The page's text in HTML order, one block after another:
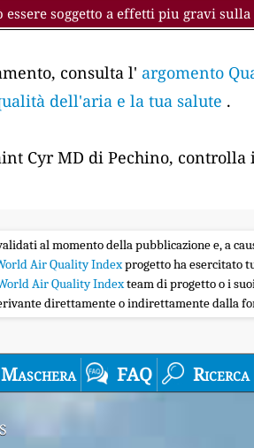
soggetto a effetti piu gravi
consulta l' argomento
dell'aria e la tua salute .
Cyr MD di Pechino, controlla
al momento della pubblicazione e, a
Air Quality Indexprogetto ha esercitato
Air Quality Indexteam di progetto o i
direttamente o indirettamente dalla
Maschera FAQ Ricerca